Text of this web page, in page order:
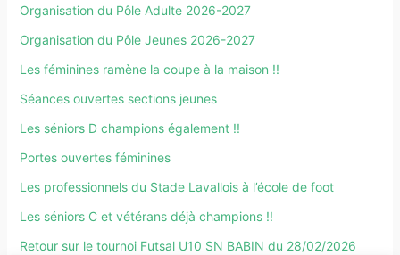
Organisation du Pôle Adulte 2026-2027
Organisation du Pôle Jeunes 2026-2027
Les féminines ramène la coupe à la maison !!
Séances ouvertes sections jeunes
Les séniors D champions également !!
Portes ouvertes féminines
Les professionnels du Stade Lavallois à l’école de foot
Les séniors C et vétérans déjà champions !!
Retour sur le tournoi Futsal U10 SN BABIN du 28/02/2026